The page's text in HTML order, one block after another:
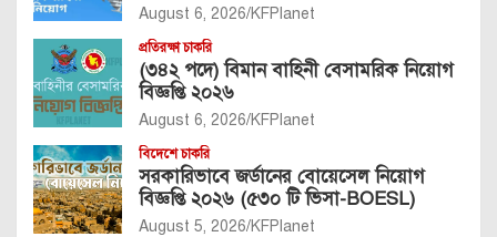
August 6, 2026 KFPlanet
প্রতিরক্ষা চাকরি
(৩৪২ পদে) বিমান বাহিনী বেসামরিক নিয়োগ
বিজ্ঞপ্তি ২০২৬
August 6, 2026 KFPlanet
বিদেশে চাকরি
সরকারিভাবে জর্ডানের বোয়েসেল নিয়োগ
বিজ্ঞপ্তি ২০২৬ (৫৩০ টি ভিসা-BOESL)
August 5, 2026 KFPlanet